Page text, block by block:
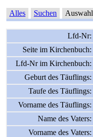
Alles Suchen Auswahl
Lfd-Nr:
Seite im Kirchenbuch:
Lfd-Nr im Kirchenbuch:
Geburt des Täuflings:
Taufe des Täuflings:
Vorname des Täuflings:
Name des Vaters:
Vorname des Vaters: